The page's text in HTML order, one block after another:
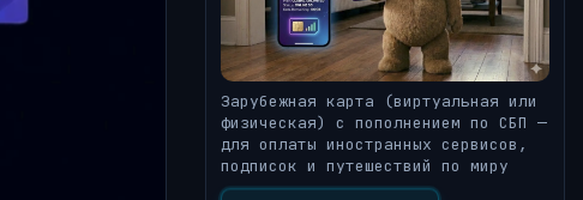
Зарубежная карта (виртуальная или
физическая) с пополнением по СБП —
для оплаты иностранных сервисов,
подписок и путешествий по миру